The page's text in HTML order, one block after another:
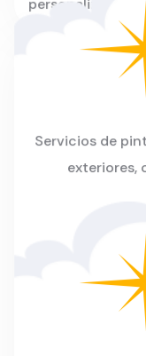
personalizados
Servicios de
exteriores,